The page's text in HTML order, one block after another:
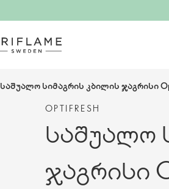
საშუალო სიმაგრის კბილის ჯაგრისი
OPTIFRESH
საშუალო
ჯაგრისი